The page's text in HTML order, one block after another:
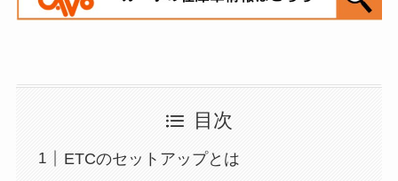
目次
ETCのセットアップとは